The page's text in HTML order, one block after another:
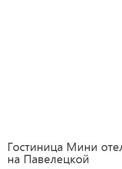
Гостиница Мини
на Павелецкой